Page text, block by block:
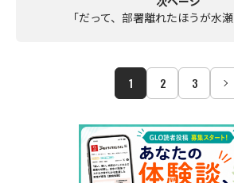
「だって、部署離れたほうが水
1 2 3